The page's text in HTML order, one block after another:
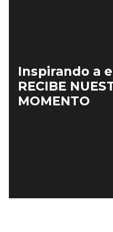
Inspirando a
RECIBE
MOMENTO